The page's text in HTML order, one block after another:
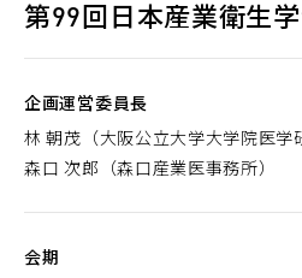
第99回日本産業衛生
企画運営委員長
林 朝茂（大阪公立大学大学院医学
森口 次郎（森口産業医事務所）
会期